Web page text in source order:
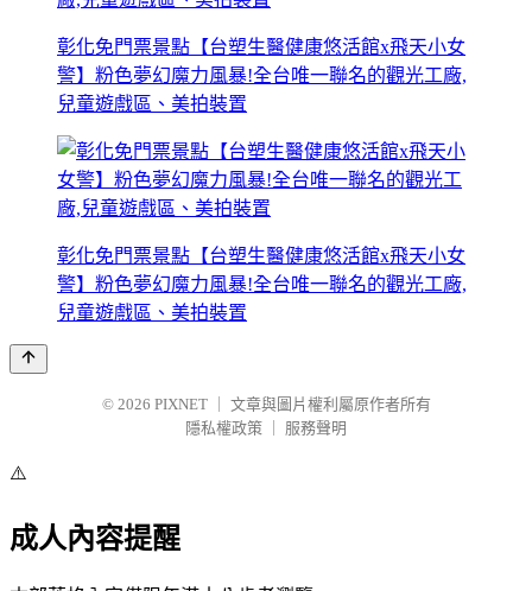
彰化免門票景點【台塑生醫健康悠活館x飛天小女
警】粉色夢幻魔力風暴!全台唯一聯名的觀光工廠,
兒童遊戲區、美拍裝置
彰化免門票景點【台塑生醫健康悠活館x飛天小女
警】粉色夢幻魔力風暴!全台唯一聯名的觀光工廠,
兒童遊戲區、美拍裝置
© 2026 PIXNET
文章與圖片權利屬原作者所有
隱私權政策
服務聲明
⚠️
成人內容提醒